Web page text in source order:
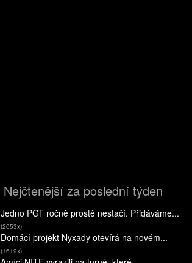
Nejčtenější za poslední týden
Jedno PGT ročně prostě nestačí. Přidáváme...
(2053x)
Domácí projekt Nyxady otevírá na novém...
(1619x)